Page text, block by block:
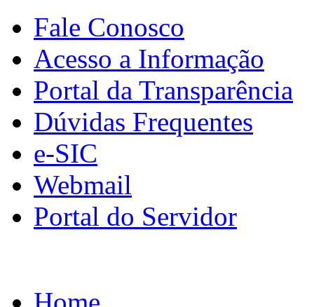
Fale Conosco
Acesso a Informação
Portal da Transparência
Dúvidas Frequentes
e-SIC
Webmail
Portal do Servidor